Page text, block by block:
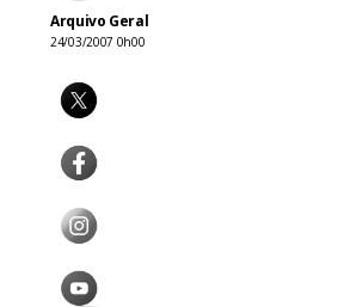
Arquivo Geral
24/03/2007 0h00